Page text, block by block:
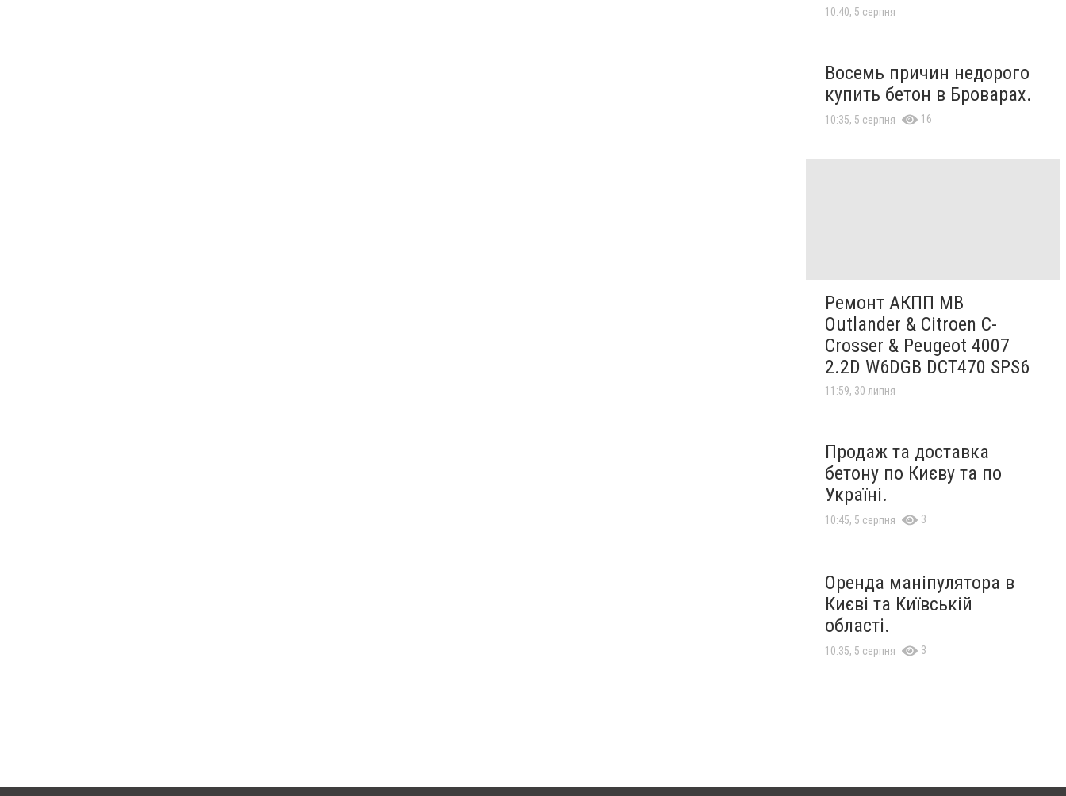
10:40, 5 серпня
Восемь причин недорого
купить бетон в Броварах.
10:35, 5 серпня 16
Ремонт АКПП MB
Outlander & Citroen C-
Crosser & Peugeot 4007
2.2D W6DGB DCT470 SPS6
11:59, 30 липня
Продаж та доставка
бетону по Києву та по
Україні.
10:45, 5 серпня 3
Оренда маніпулятора в
Києві та Київській
області.
10:35, 5 серпня 3